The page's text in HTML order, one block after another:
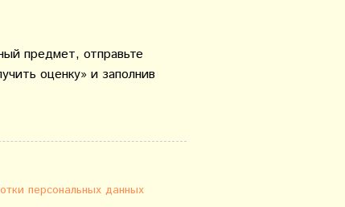
предмет, отправьте
оценку» и заполнив
персональных данных